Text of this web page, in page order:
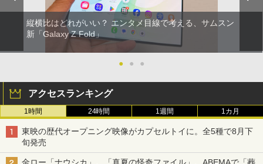
縦横比はどれがいい？ エンタメ目線で考える、サムスン
新「Galaxy Z Fold」
● ● ●
アクセスランキング
1時間 24時間 1週間 1カ月
東映の歴代オープニング映像がカプセルトイに。全5種で8月下
旬発売